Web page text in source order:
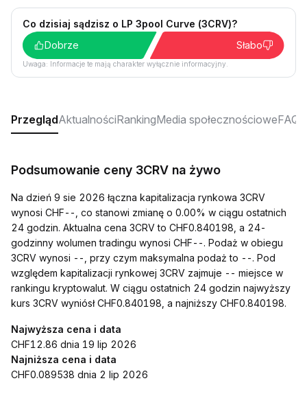
Co dzisiaj sądzisz o LP 3pool Curve (3CRV)?
Dobrze
Słabo
Uwaga: Informacje te mają charakter wyłącznie informacyjny.
PrzeglądAktualnościRankingMedia społecznościoweFAQ
Podsumowanie ceny 3CRV na żywo
Na dzień 9 sie 2026 łączna kapitalizacja rynkowa 3CRV
wynosi CHF--, co stanowi zmianę o 0.00% w ciągu ostatnich
24 godzin. Aktualna cena 3CRV to CHF0.840198, a 24-
godzinny wolumen tradingu wynosi CHF--. Podaż w obiegu
3CRV wynosi --, przy czym maksymalna podaż to --. Pod
względem kapitalizacji rynkowej 3CRV zajmuje -- miejsce w
rankingu kryptowalut. W ciągu ostatnich 24 godzin najwyższy
kurs 3CRV wyniósł CHF0.840198, a najniższy CHF0.840198.
Najwyższa cena i data
CHF12.86 dnia 19 lip 2026
Najniższa cena i data
CHF0.089538 dnia 2 lip 2026